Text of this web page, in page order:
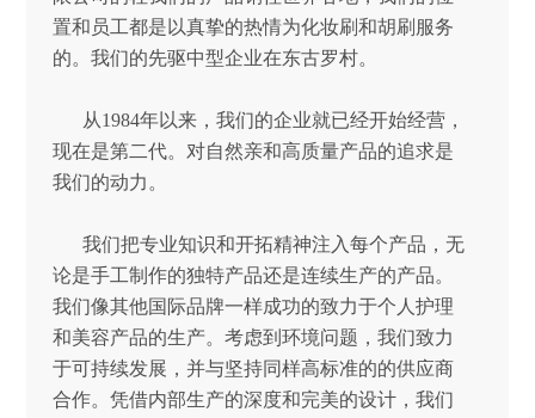
置和员工都是以真挚的热情为化妆刷和胡刷服务
的。我们的先驱中型企业在东古罗村。
从1984年以来，我们的企业就已经开始经营，
现在是第二代。对自然亲和高质量产品的追求是
我们的动力。
我们把专业知识和开拓精神注入每个产品，无
论是手工制作的独特产品还是连续生产的产品。
我们像其他国际品牌一样成功的致力于个人护理
和美容产品的生产。考虑到环境问题，我们致力
于可持续发展，并与坚持同样高标准的的供应商
合作。凭借内部生产的深度和完美的设计，我们